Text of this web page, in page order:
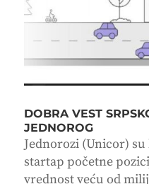
DOBRA VEST
JEDNOROG
Jednorozi (Unicor)
startap početne
vrednost veću od